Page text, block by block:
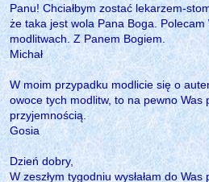
Panu! Chciałbym zostać lekarzem-
że taka jest wola Pana Boga. Polecam
modlitwach. Z Panem Bogiem.
Michał
W moim przypadku modlicie się o
owoce tych modlitw, to na pewno Was
przyjemnością.
Gosia
Dzień dobry,
W zeszłym tygodniu wysłałam do